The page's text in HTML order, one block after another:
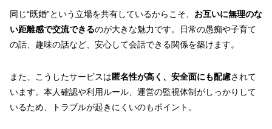
同じ“既婚”という立場を共有しているからこそ、 お互いに無理のな
い距離感で交流できるのが大きな魅力です。日常の愚痴や子育て
の話、趣味の話など、安心して会話できる関係を築けます。
また、こうしたサービスは匿名性が高く、安全面にも配慮されて
います。本人確認や利用ルール、運営の監視体制がしっかりして
いるため、トラブルが起きにくいのもポイント。